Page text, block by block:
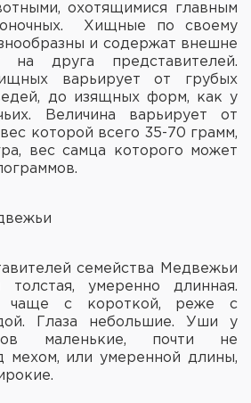
охотящимися главным
Хищные по своему
и содержат внешне
на друга представителей.
варьирует от грубых
до изящных форм, как у
Величина варьирует от
которой всего 35-70 грамм,
вес самца которого может
семейства Медвежьи
толстая, умеренно длинная.
чаще с короткой, реже с
Глаза небольшие. Уши у
маленькие, почти не
мехом, или умеренной длины,